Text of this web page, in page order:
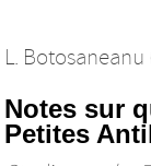
L. Botosaneanu
Notes sur
Petites